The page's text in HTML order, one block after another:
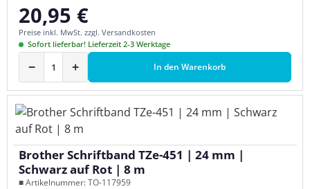
Regulärer Preis:
20,95 €
Preise inkl. MwSt. zzgl. Versandkosten
Sofort lieferbar! Lieferzeit 2-3 Werktage
− + In den Warenkorb
Brother Schriftband TZe-451 | 24 mm |
Schwarz auf Rot | 8 m
■ Artikelnummer: TO-117959